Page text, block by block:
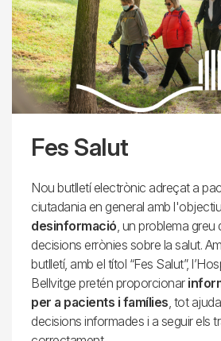
Fes Salut
Nou butlletí electrònic adreçat a
ciutadania en general amb
desinformació , un problema
decisions errònies sobre la salut.
butlletí, amb el títol “Fes Salut”,
Bellvitge pretén proporcionar
per a pacients i famílies , tot
decisions informades i a seguir els